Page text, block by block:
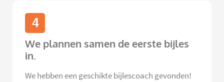
4
We plannen samen de eerste bijles
in.
We hebben een geschikte bijlescoach gevonden!